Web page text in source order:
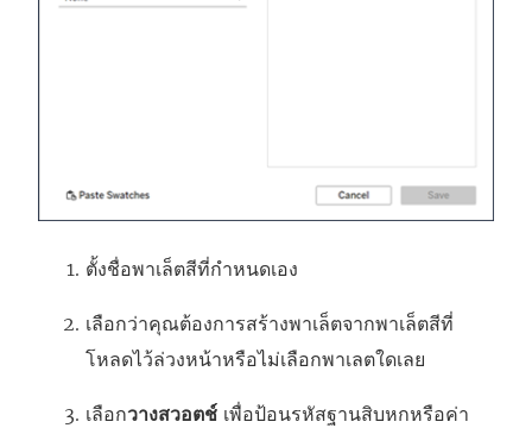
ตั้งชื่อพาเล็ตสีที่กําหนดเอง
เลือกว่าคุณต้องการสร้างพาเล็ตจากพาเล็ตสีที่
โหลดไว้ล่วงหน้าหรือไม่เลือกพาเลตใดเลย
เลือกวางสวอตช์ เพื่อป้อนรหัสฐานสิบหกหรือค่า